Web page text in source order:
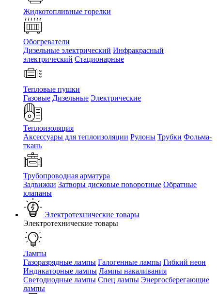
Жидкотопливные горелки
Обогреватели
Дизельные электрический Инфракрасный
электрический Стационарные
Тепловые пушки
Газовые Дизельные Электрические
Теплоизоляция
Аксессуары для теплоизоляции Рулоны Трубки Фольма-
ткань
Трубопроводная арматура
Задвижки Затворы дисковые поворотные Обратные
клапаны
Электротехнические товары
Электротехнические товары
Лампы
Газоразрядные лампы Галогенные лампы Гибкий неон
Индикаторные лампы Лампы накаливания
Светодиодные лампы Спец лампы Энергосберегающие
лампы